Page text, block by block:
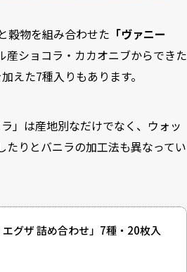
穀物を組み合わせた 「ヴァニー
産ショコラ・カカオニブからできた
えた7種入りもあります。
」は産地別なだけでなく、ウォッ
たりとバニラの加工法も異なってい
エグザ 詰め合わせ」7種・20枚入